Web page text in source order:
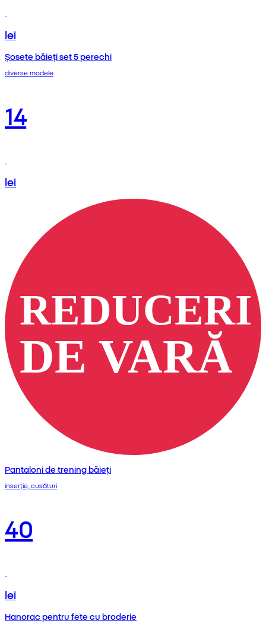
lei
Șosete băieți set 5 perechi
diverse modele
14
lei
Pantaloni de trening băieți
inserție, cusături
40
lei
Hanorac pentru fete cu broderie